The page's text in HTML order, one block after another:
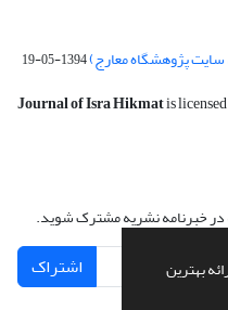
بهترین
سایت پژوهشگاه معارج)1394-05-19
Journal of Isra Hikmatis
در خبرنامه نشریه مشترک شوید.
اشتراک